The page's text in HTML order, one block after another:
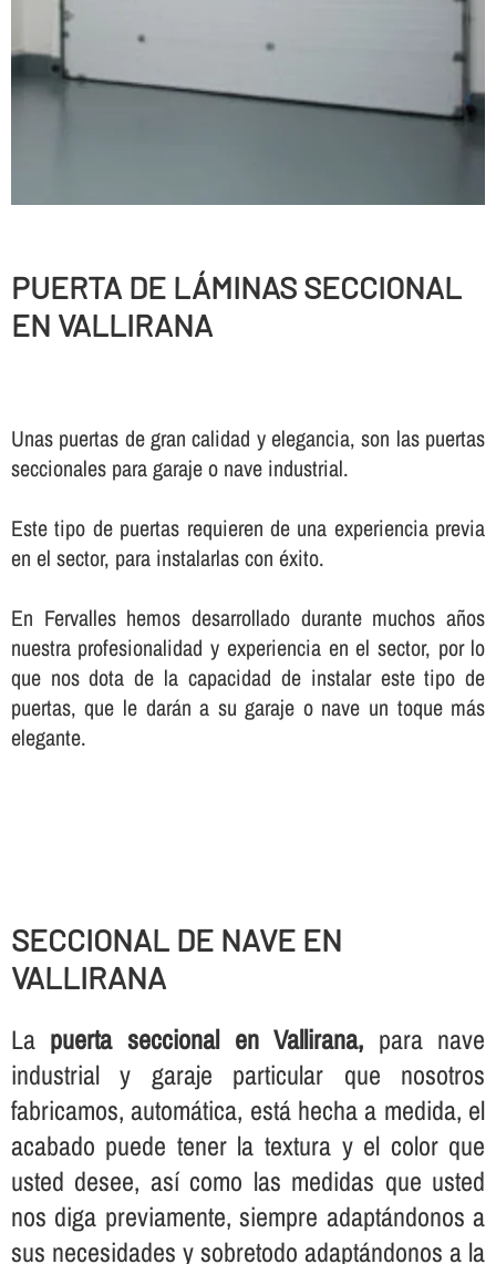
PUERTA DE LÁMINAS SECCIONAL
EN VALLIRANA
Unas puertas de gran calidad y elegancia, son las puertas
seccionales para garaje o nave industrial.
Este tipo de puertas requieren de una experiencia previa
en el sector, para instalarlas con éxito.
En Fervalles hemos desarrollado durante muchos años
nuestra profesionalidad y experiencia en el sector, por lo
que nos dota de la capacidad de instalar este tipo de
puertas, que le darán a su garaje o nave un toque más
elegante.
SECCIONAL DE NAVE EN
VALLIRANA
La puerta seccional en Vallirana, para nave
industrial y garaje particular que nosotros
fabricamos, automática, está hecha a medida, el
acabado puede tener la textura y el color que
usted desee, así­ como las medidas que usted
nos diga previamente, siempre adaptándonos a
sus necesidades y sobretodo adaptándonos a la